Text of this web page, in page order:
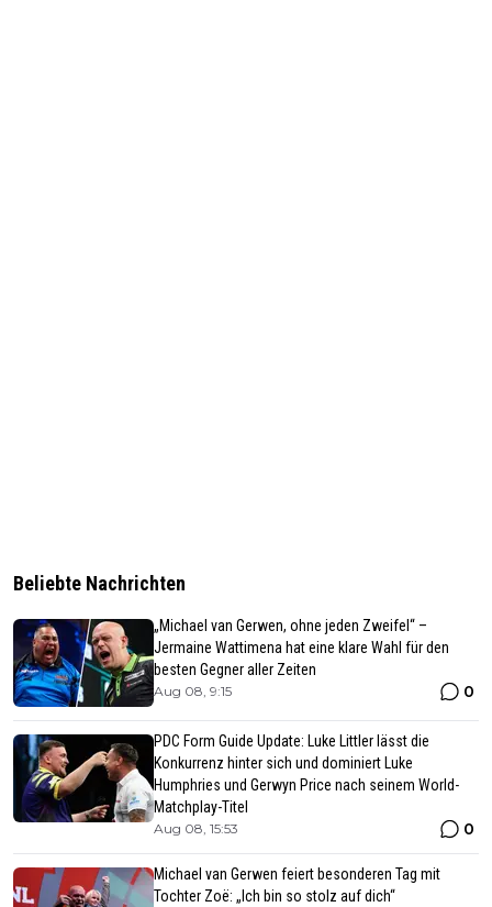
Beliebte Nachrichten
„Michael van Gerwen, ohne jeden Zweifel“ –
Jermaine Wattimena hat eine klare Wahl für den
besten Gegner aller Zeiten
Aug 08, 9:15 0
PDC Form Guide Update: Luke Littler lässt die
Konkurrenz hinter sich und dominiert Luke
Humphries und Gerwyn Price nach seinem World-
Matchplay-Titel
Aug 08, 15:53 0
Michael van Gerwen feiert besonderen Tag mit
Tochter Zoë: „Ich bin so stolz auf dich“